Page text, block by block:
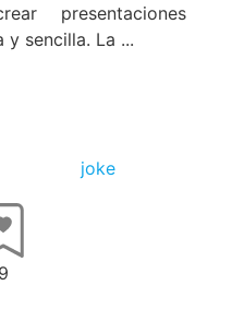
presentaciones
y sencilla. La ...